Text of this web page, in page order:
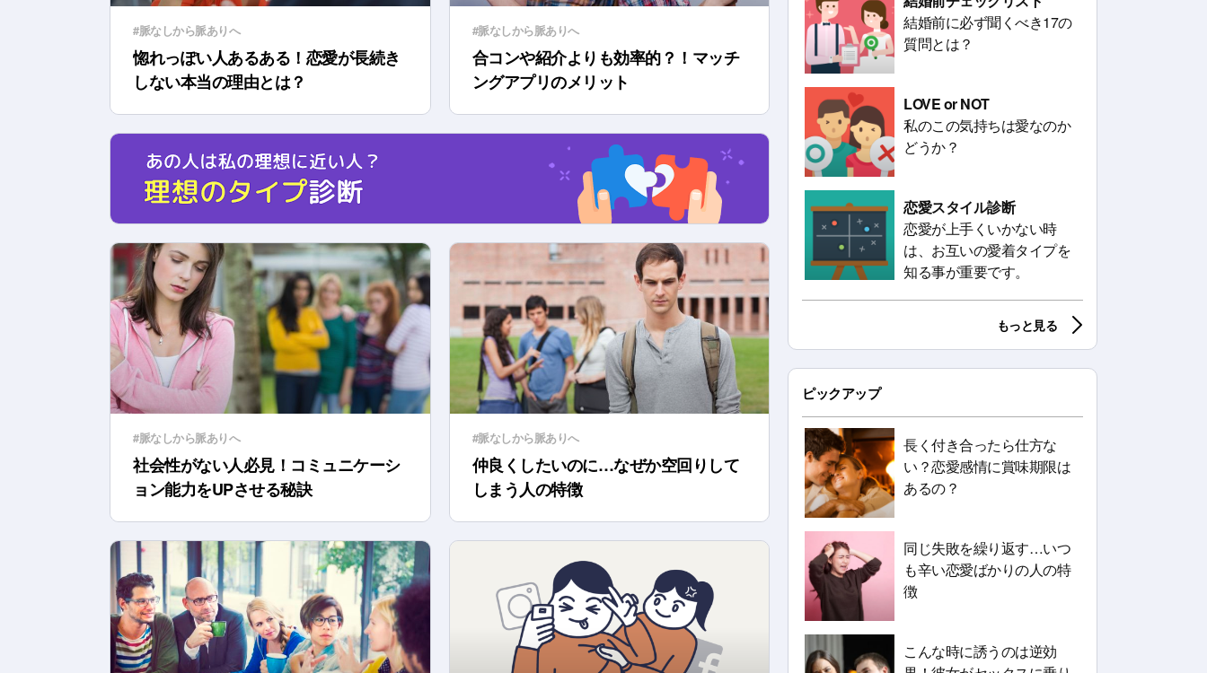
#脈なしから脈ありへ
惚れっぽい人あるある！恋愛が長続き
しない本当の理由とは？
#脈なしから脈ありへ
合コンや紹介よりも効率的？！マッチ
ングアプリのメリット
#脈なしから脈ありへ
社会性がない人必見！コミュニケーシ
ョン能力をUPさせる秘訣
#脈なしから脈ありへ
仲良くしたいのに…なぜか空回りして
しまう人の特徴
結婚前に必ず聞くべき17の
質問とは？
LOVE or NOT
私のこの気持ちは愛なのか
どうか？
恋愛スタイル診断
恋愛が上手くいかない時
は、お互いの愛着タイプを
知る事が重要です。
もっと見る
ピックアップ
長く付き合ったら仕方な
い？恋愛感情に賞味期限は
あるの？
同じ失敗を繰り返す…いつ
も辛い恋愛ばかりの人の特
徴
こんな時に誘うのは逆効